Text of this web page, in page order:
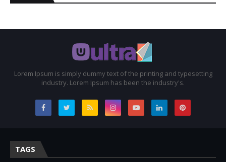
Lorem Ipsum is simply dummy text of the printing and typesetting
industry. Lorem Ipsum has been the industry's.
TAGS